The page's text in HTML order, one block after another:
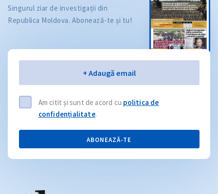
Singurul ziar de investigații din
Republica Moldova. Abonează-te și tu!
+ Adaugă email
Am citit și sunt de acord cu politica de
confidențialitate.
ABONEAZĂ-TE